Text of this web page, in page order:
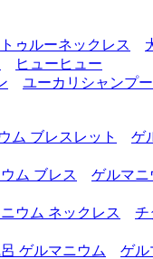
トゥルーネックレス
ヒューヒュー
ユーカリシャンプー
ム ブレスレット
ゲ
ム ブレス
ゲルマニ
ウム ネックレス
チ
ゲルマニウム
ゲル